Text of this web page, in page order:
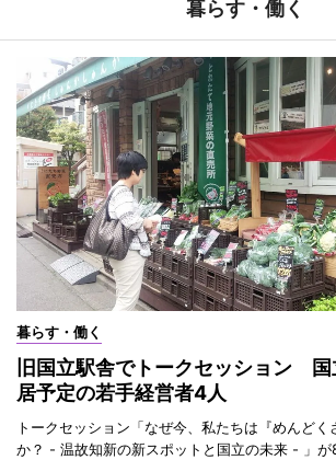
暮らす・働く
暮らす・働く
旧国立駅舎でトークセッション
居予定の若手経営者4人
トークセッション「なぜ今、私たちは『めんど
か？ - 温故知新の新スポットと国立の未来 - 」が